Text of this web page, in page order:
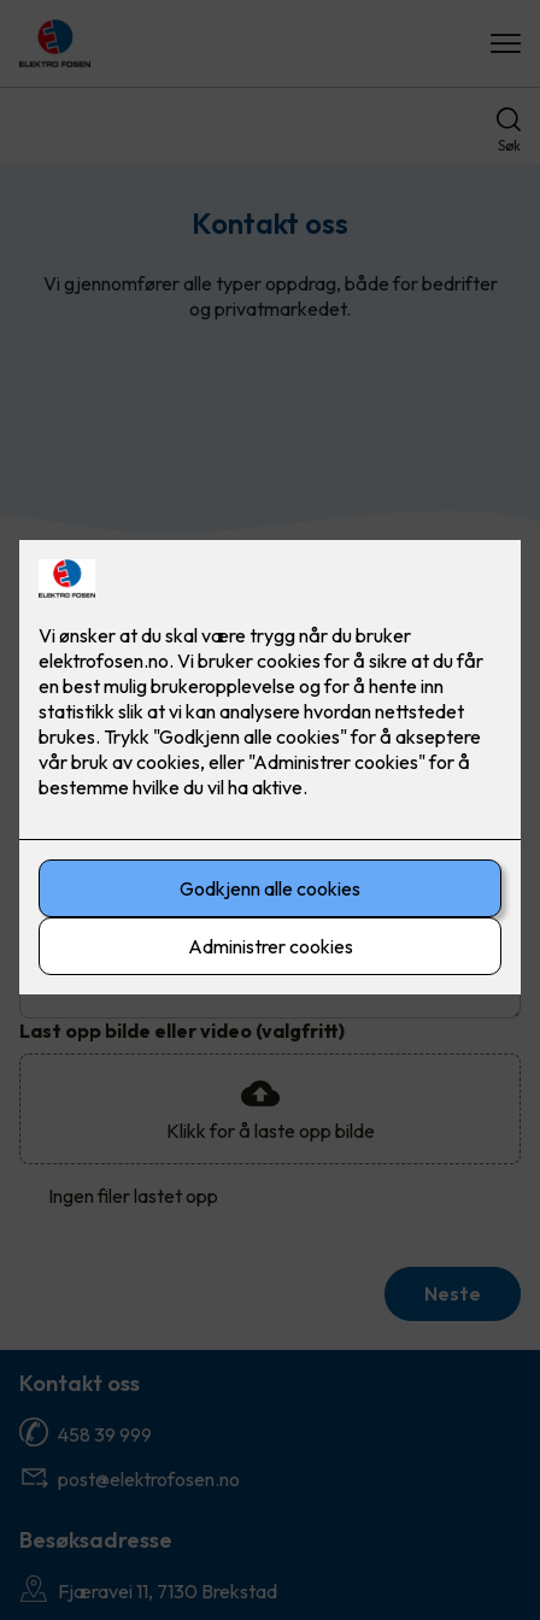
Søk
Kontakt oss
Vi gjennomfører alle typer oppdrag, både for bedrifter
og privatmarkedet.
Send inn din henvendelse
Fyll ut dine kontaktopplysninger og send inn kontaktskjema.
Du vil bli kontaktet innen tre virkedager
Hva trenger du hjelp til?
Emne*
Beskrivelse av jobben
Last opp bilde eller video (valgfritt)
Klikk for å laste opp bilde
Ingen filer lastet opp
Neste
Kontakt oss
458 39 999
post@elektrofosen.no
Besøksadresse
Fjæravei 11, 7130 Brekstad